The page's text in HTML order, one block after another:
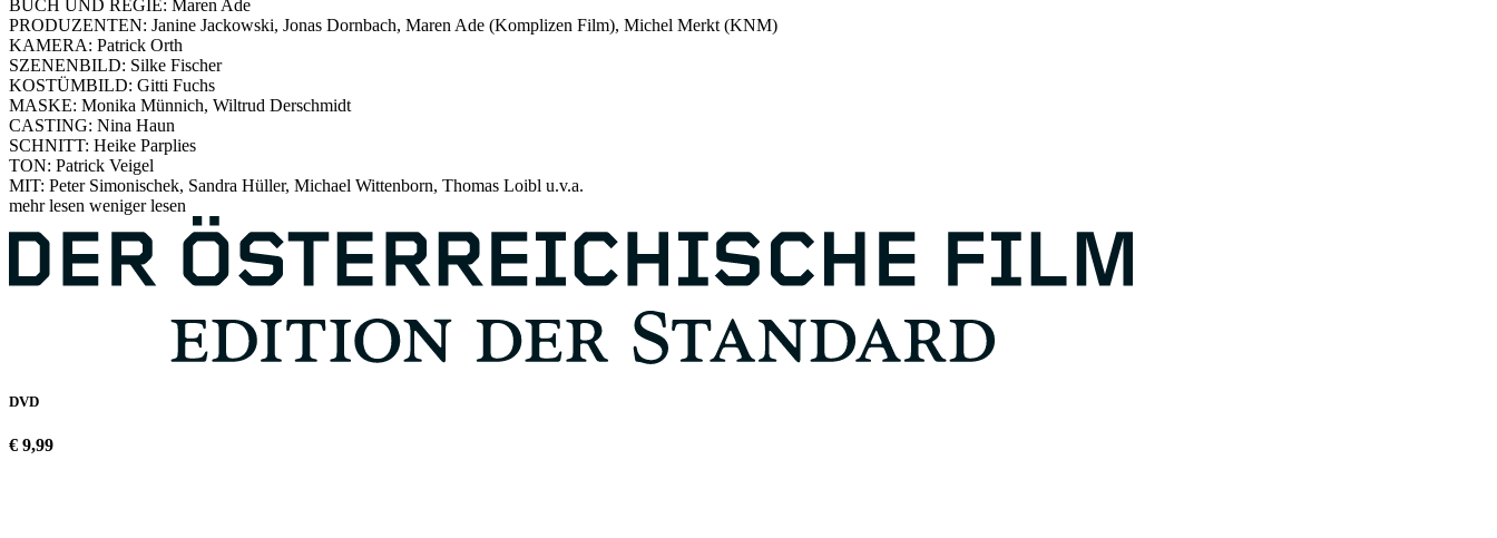
BUCH UND REGIE: Maren Ade
PRODUZENTEN: Janine Jackowski, Jonas Dornbach, Maren Ade (Komplizen Film), Michel Merkt (KNM)
KAMERA: Patrick Orth
SZENENBILD: Silke Fischer
KOSTÜMBILD: Gitti Fuchs
MASKE: Monika Münnich, Wiltrud Derschmidt
CASTING: Nina Haun
SCHNITT: Heike Parplies
TON: Patrick Veigel
MIT: Peter Simonischek, Sandra Hüller, Michael Wittenborn, Thomas Loibl u.v.a.
mehr lesen weniger lesen
DVD
€ 9,99